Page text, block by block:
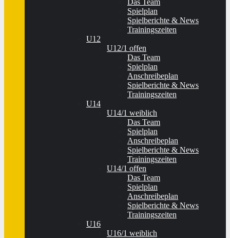
Das Team
Spielplan
Spielberichte & News
Trainingszeiten
U12
U12/1 offen
Das Team
Spielplan
Anschreibeplan
Spielberichte & News
Trainingszeiten
U14
U14/1 weiblich
Das Team
Spielplan
Anschreibeplan
Spielberichte & News
Trainingszeiten
U14/1 offen
Das Team
Spielplan
Anschreibeplan
Spielberichte & News
Trainingszeiten
U16
U16/1 weiblich